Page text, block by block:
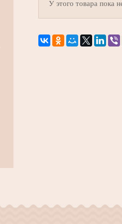
У этого товара пока